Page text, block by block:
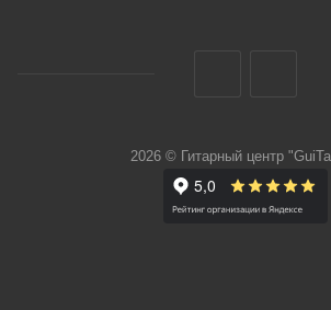
2026 © Гитарный центр